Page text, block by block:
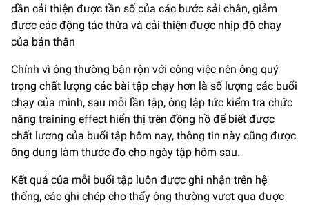
dần cải thiện được tần số của các bước sải chân, giảm
được các động tác thừa và cải thiện được nhịp độ chạy
của bản thân
Chính vì ông thường bận rộn với công việc nên ông quý
trọng chất lượng các bài tập chạy hơn là số lượng các buổi
chạy của mình, sau mỗi lần tập, ông lập tức kiểm tra chức
năng training effect hiển thị trên đồng hồ để biết được
chất lượng của buổi tập hôm nay, thông tin này cũng được
ông dung làm thước đo cho ngày tập hôm sau.
Kết quả của mỗi buổi tập luôn được ghi nhận trên hệ
thống, các ghi chép cho thấy ông thường vượt qua được